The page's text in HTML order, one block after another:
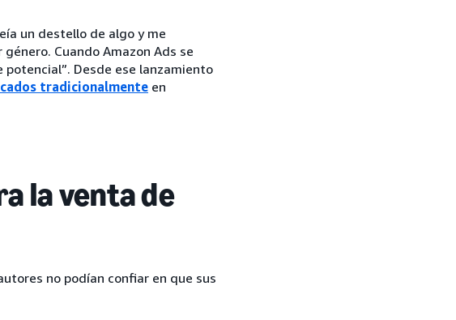
un destello de algo y me
Cuando Amazon Ads se
Desde ese lanzamiento
tradicionalmente en
la venta de
no podían confiar en que sus